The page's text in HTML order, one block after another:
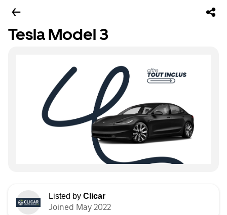
Tesla Model 3
Listed by Clicar
Joined May 2022